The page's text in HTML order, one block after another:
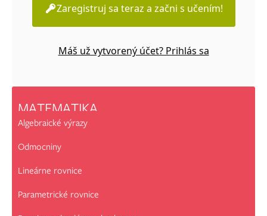
Zaregistruj sa teraz a začni s učením!
Máš už vytvorený účet? Prihlás sa
MATEMATIKA
Algebraické výrazy
Odmocniny
Lineárne rovnice
Parametrické rovnice